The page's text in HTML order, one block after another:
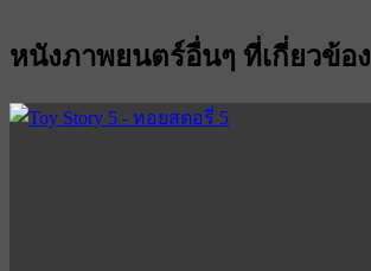
หนังภาพยนตร์อื่นๆ ที่เกี่ยวข้อง